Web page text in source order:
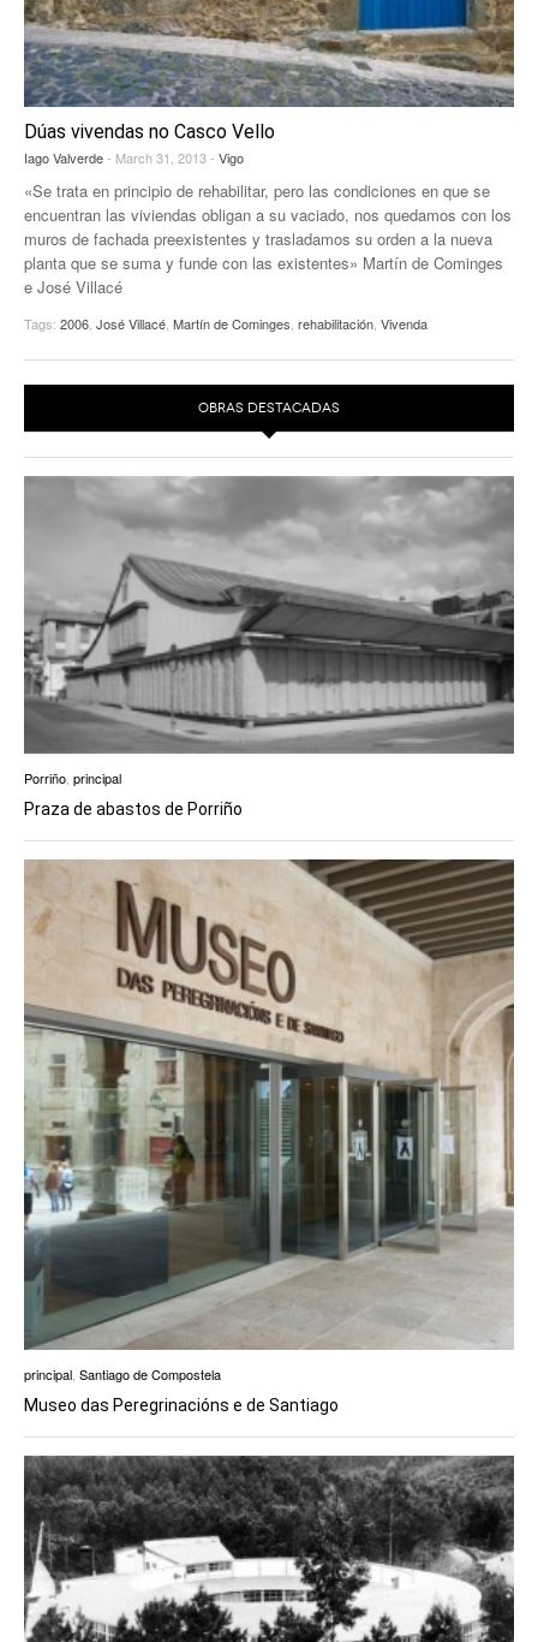
Dúas vivendas no Casco Vello
Iago Valverde- March 31, 2013 - Vigo
«Se trata en principio de rehabilitar, pero las condiciones en que se
encuentran las viviendas obligan a su vaciado, nos quedamos con los
muros de fachada preexistentes y trasladamos su orden a la nueva
planta que se suma y funde con las existentes» Martín de Cominges
e José Villacé
Tags: 2006, José Villacé, Martín de Cominges, rehabilitación, Vivenda
OBRAS DESTACADAS
Porriño principal
Praza de abastos de Porriño
principal Santiago de Compostela
Museo das Peregrinacións e de Santiago